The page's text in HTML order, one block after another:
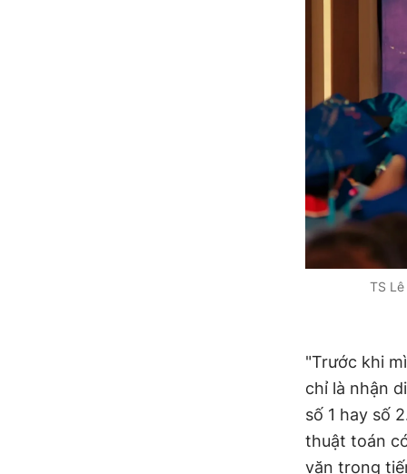
TS
"Trước khi
chỉ là nhận
số 1 hay số
thuật toán
văn trong